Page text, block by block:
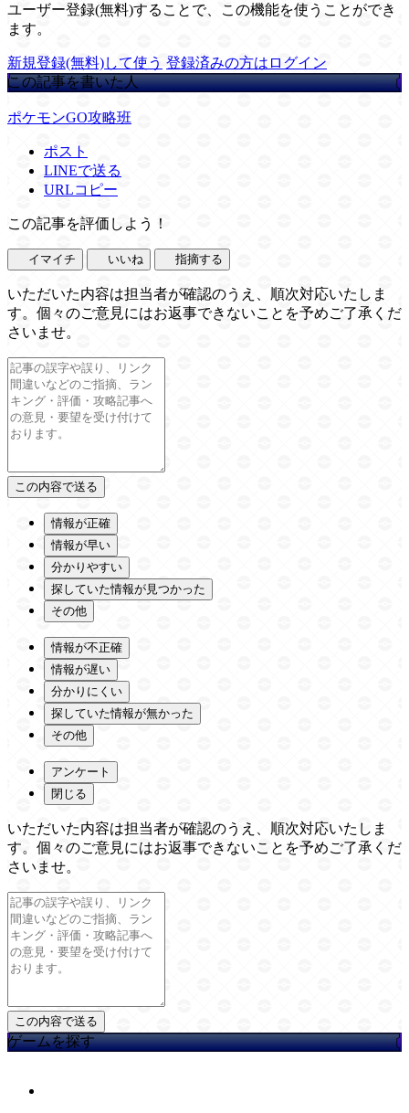
ユーザー登録(無料)することで、この機能を使うことができ
ます。
新規登録(無料)して使う 登録済みの方はログイン
この記事を書いた人
ポケモンGO攻略班
ポスト
LINEで送る
URLコピー
この記事を評価しよう！
イマイチ いいね 指摘する
いただいた内容は担当者が確認のうえ、順次対応いたしま
す。個々のご意見にはお返事できないことを予めご了承くだ
さいませ。
情報が正確
情報が早い
分かりやすい
探していた情報が見つかった
その他
情報が不正確
情報が遅い
分かりにくい
探していた情報が無かった
その他
アンケート
閉じる
いただいた内容は担当者が確認のうえ、順次対応いたしま
す。個々のご意見にはお返事できないことを予めご了承くだ
さいませ。
ゲームを探す